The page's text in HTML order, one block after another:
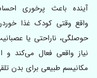
آینده باعث پرخوری
واقع وقتی کودک غذا
حوصلگی، ناراحتی یا
نیاز واقعی فعال می‌کند
مکانیسم طبیعی برای بدن